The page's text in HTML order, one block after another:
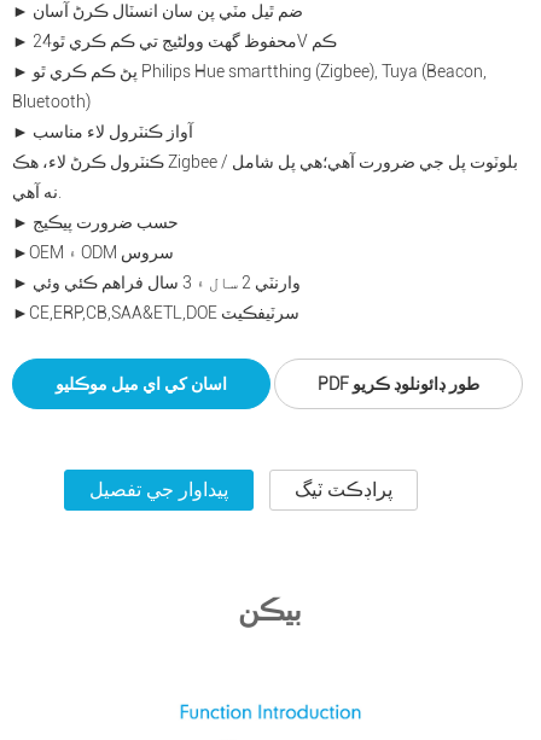
► ضم ٿيل مٽي پن سان انسٽال ڪرڻ آسان
► محفوظ گھٽ وولٹیج تي ڪم ڪري ٿو
24V ڪم
► پڻ ڪم ڪري ٿو Philips Hue smartthing (Zigbee), Tuya (Beacon,
Bluetooth)
► آواز ڪنٽرول لاء مناسب
ڪنٽرول ڪرڻ لاء، هڪ Zigbee / بلوٽوت پل جي ضرورت آهي؛هي پل شامل
► حسب ضرورت پيڪيج
►OEM ۽ ODM سروس
► وارنٽي 2 سال ۽ 3 سال فراهم ڪئي وئي
►CE,ERP,CB,SAA&ETL,DOE سرٽيفڪيٽ
اسان کي اي ميل موڪليو PDF طور ڊائونلوڊ ڪريو
پيداوار جي تفصيل پراڊڪٽ ٽيگ
بيڪن